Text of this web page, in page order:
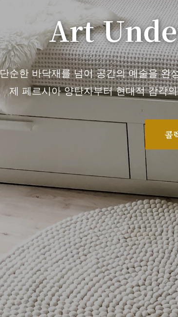
Art
단순한 바닥재를 넘어 공간의 예술을 완
제 페르시아 양탄자부터 현대적 감각
콜